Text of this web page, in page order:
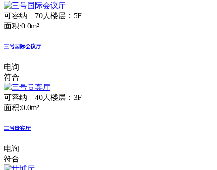
可容纳：70人 楼层：5F
面积:0.0m²
三号国际会议厅
电询
符合
可容纳：40人 楼层：3F
面积:0.0m²
三号贵宾厅
电询
符合